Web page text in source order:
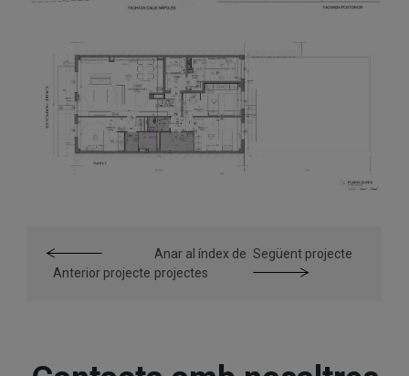
Anterior projecte
Anar al índex de
projectes
Següent projecte